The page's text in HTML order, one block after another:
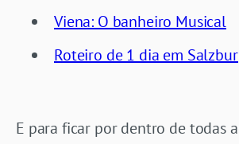
Viena: O banheiro Musical
Roteiro de 1 dia em
E para ficar por dentro de todas